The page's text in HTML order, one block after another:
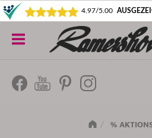
5€ SICHERN!
Kategorien
%